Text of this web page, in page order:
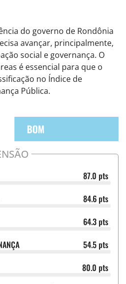
do governo de Rondônia
avançar, principalmente,
social e governança. O
é essencial para que o
no Índice de
Pública.
BOM
87.0 pts
84.6 pts
64.3 pts
54.5 pts
80.0 pts